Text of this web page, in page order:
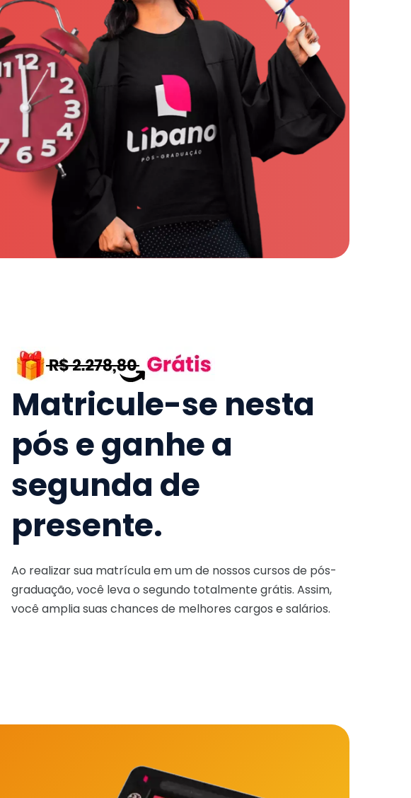
Matricule-se nesta
pós e ganhe a
segunda de
presente.
Ao realizar sua matrícula em um de nossos cursos de pós-
graduação, você leva o segundo totalmente grátis. Assim,
você amplia suas chances de melhores cargos e salários.